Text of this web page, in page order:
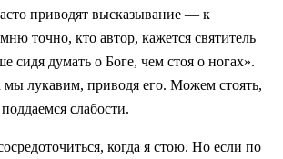
приводят высказывание — к
точно, кто автор, кажется святитель
думать о Боге, чем стоя о ногах».
лукавим, приводя его. Можем стоять,
слабости.
когда я стою. Но если по